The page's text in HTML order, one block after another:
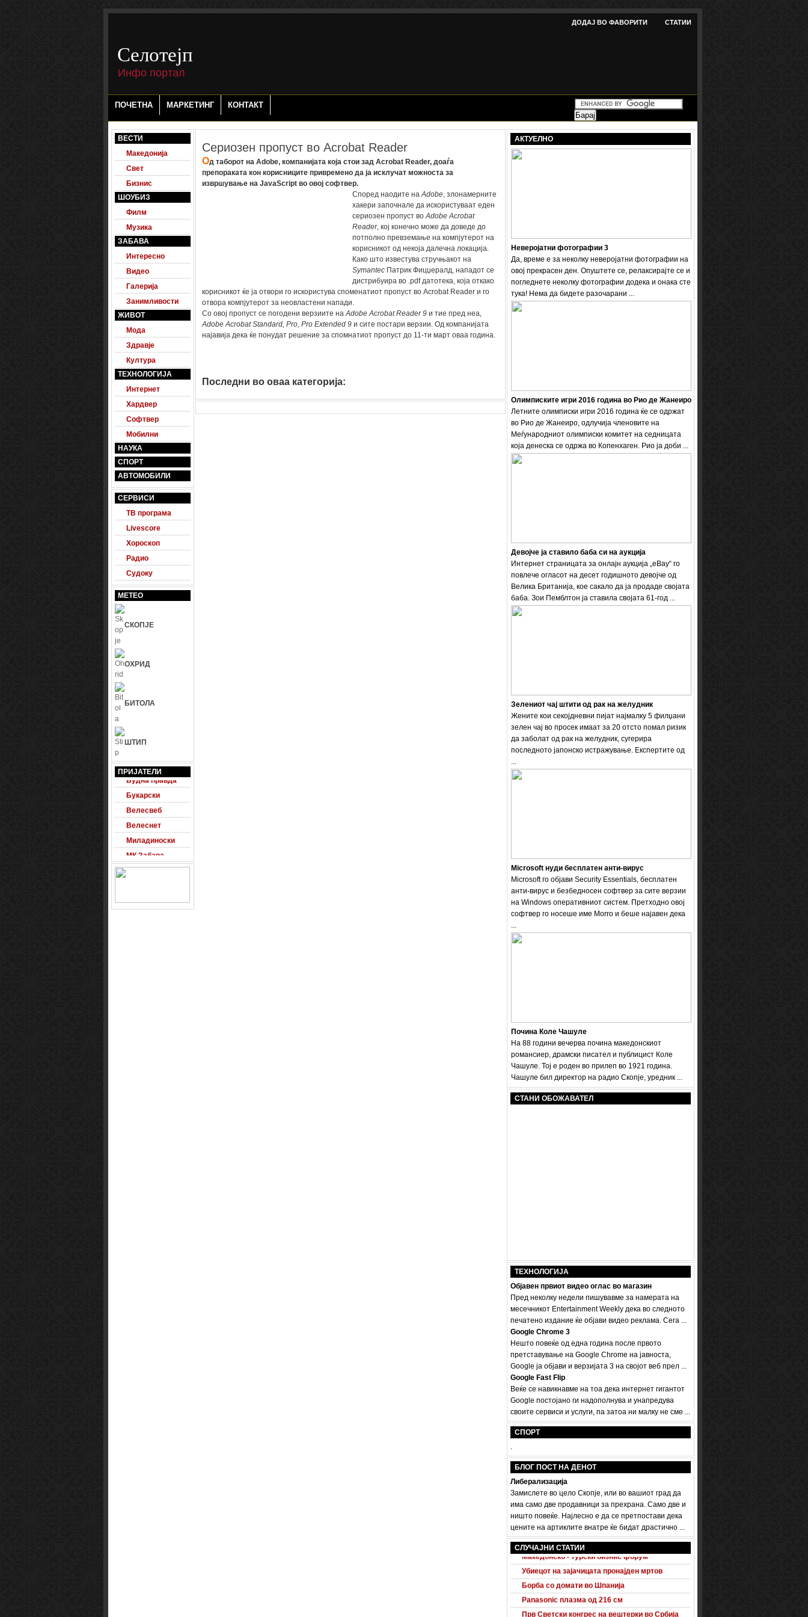
-->
ДОДАЈ ВО ФАВОРИТИ СТАТИИ
Селотејп
Инфо портал
ПОЧЕТНА МАРКЕТИНГ КОНТАКТ
ВЕСТИ
Македонија
Свет
Бизнис
ШОУБИЗ
Филм
Музика
ЗАБАВА
Интересно
Видео
Галерија
Занимливости
ЖИВОТ
Мода
Здравје
Култура
ТЕХНОЛОГИЈА
Интернет
Хардвер
Софтвер
Мобилни
НАУКА
СПОРТ
АВТОМОБИЛИ
СЕРВИСИ
ТВ програма
Livescore
Хороскоп
Радио
Судоку
МЕТЕО
СКОПЈЕ
ОХРИД
БИТОЛА
ШТИП
ПРИЈАТЕЛИ
24 Фудбал
Будна правда
Букарски
Велесвеб
Велеснет
Миладиноски
МК Забава
Оксиморон
Развигор
Сериозен пропуст во Acrobat Reader
Од таборот на Adobe, компанијата која стои зад Acrobat Reader, доаѓа
препораката кон корисниците привремено да ја исклучат можноста за
извршување на JavaScript во овој софтвер.
Според наодите наAdobe, злонамерните
хакери започнале да искористуваат еден
сериозен пропуст воAdobe Acrobat
Reader, кој конечно може да доведе до
потполно превземање на компјутерот на
корисникот од некоја далечна локација.
Како што известува стручњакот на
Symantec Патрик Фицџералд, нападот се
дистрибуира во .pdf датотека, која откако
корисникот ќе ја отвори го искористува споменатиот пропуст во Acrobat Reader и го
отвора компјутерот за неовластени напади.
Со овој пропуст се погодени верзиите наAdobe Acrobat Reader 9и тие пред неа,
Adobe Acrobat Standard, Pro, Pro Extended 9 и сите постари верзии. Од компанијата
најавија дека ќе понудат решение за спомнатиот пропуст до 11-ти март оваа година.
Последни во оваа категорија:
АКТУЕЛНО
Неверојатни фотографии 3
Да, време е за неколку неверојатни фотографии на
овој прекрасен ден. Опуштете се, релаксирајте се и
погледнете неколку фотографии додека и онака сте
тука! Нема да бидете разочарани ...
Олимписките игри 2016 година во Рио де Жанеиро
Летните олимписки игри 2016 година ќе се одржат
во Рио де Жанеиро, одлучија членовите на
Меѓународниот олимписки комитет на седницата
која денеска се одржа во Копенхаген. Рио ја доби ...
Девојче ја ставило баба си на аукција
Интернет страницата за онлајн аукција „eBay“ го
повлече огласот на десет годишното девојче од
Велика Британија, кое сакало да ја продаде својата
баба. Зои Пемблтон ја ставила својата 61-год ...
Зелениот чај штити од рак на желудник
Жените кои секојдневни пијат најмалку 5 филџани
зелен чај во просек имаат за 20 отсто помал ризик
да заболат од рак на желудник, сугерира
последното јапонско истражување. Експертите од
...
Microsoft нуди бесплатен анти-вирус
Microsoft го објави Security Essentials, бесплатен
анти-вирус и безбедносен софтвер за сите верзии
на Windows оперативниот систем. Претходно овој
софтвер го носеше име Мorro и беше најавен дека
...
Почина Коле Чашуле
На 88 години вечерва почина македонскиот
романсиер, драмски писател и публицист Коле
Чашуле. Тој е роден во прилеп во 1921 година.
Чашуле бил директор на радио Скопје, уредник ...
СТАНИ ОБОЖАВАТЕЛ
ТЕХНОЛОГИЈА
Објавен првиот видео оглас во магазин
Пред неколку недели пишувавме за намерата на
месечникот Entertainment Weekly дека во следното
печатено издание ќе објави видео реклама. Сега ...
Google Chrome 3
Нешто повеќе од една година после првото
претставување на Google Chrome на јавноста,
Google ја објави и верзијата 3 на својот веб прел ...
Google Fast Flip
Веќе се навикнавме на тоа дека интернет гигантот
Google постојано ги надополнува и унапредува
своите сервиси и услуги, па затоа ни малку не сме ...
СПОРТ
.
БЛОГ ПОСТ НА ДЕНОТ
Либерализација
Замислете во цело Скопје, или во вашиот град да
има само две продавници за прехрана. Само две и
ништо повеќе. Најлесно е да се претпостави дека
цените на артиклите внатре ќе бидат драстично ...
СЛУЧАЈНИ СТАТИИ
Audi A5 Sportback потполно разоткриен
Македонско - турски бизнис форум
Убиецот на зајачицата пронајден мртов
Борба со домати во Шпанија
Panasonic плазма од 216 см
Прв Светски конгрес на вештерки во Србија